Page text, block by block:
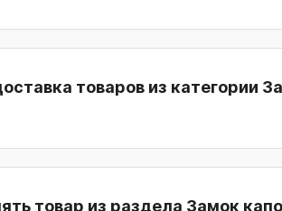
товаров из категории
товар из раздела Замок